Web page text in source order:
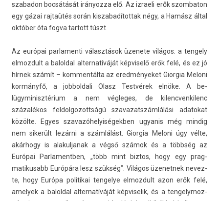
szabadon bocsátását ir­ányoz­za elő. Az iz­raeli erők szom­baton
egy gázai rajtaütés során kis­zabadítot­tak négy, a Hamász által
október óta fogva tar­tott túszt.
Az európai par­lamen­ti választások üzenete világos: a ten­ge­ly
el­mozdult a balold­al al­ter­natíváját kép­viselő erők felé, és ez jó
hírnek számít – kom­mentál­ta az ered­ményeket Gior­gia Meloni
kormányfő, a job­boldali Olasz Testvérek elnöke. A be­
lügyminisztérium a nem vég­leges, de kilencven­kilenc
százalékos fel­dolgozottságú szavazatszám­lálási adatokat
közölte. Egyes szavazóhelyiségekb­en ugyanis még min­dig
nem sikerült lezárni a számlálást. Gior­gia Meloni úgy vélte,
akárhogy is al­akul­janak a végső számok és a többség az
Európai Par­lamentb­en, „több mint bi­ztos, hogy egy prag­
matikusabb Európára lesz szükség”. Világos üzenet­nek nevez­
te, hogy Európa politikai ten­gelye el­mozdult azon erők felé,
amelyek a balold­al al­ter­natíváját kép­viselik, és a ten­gelymoz­